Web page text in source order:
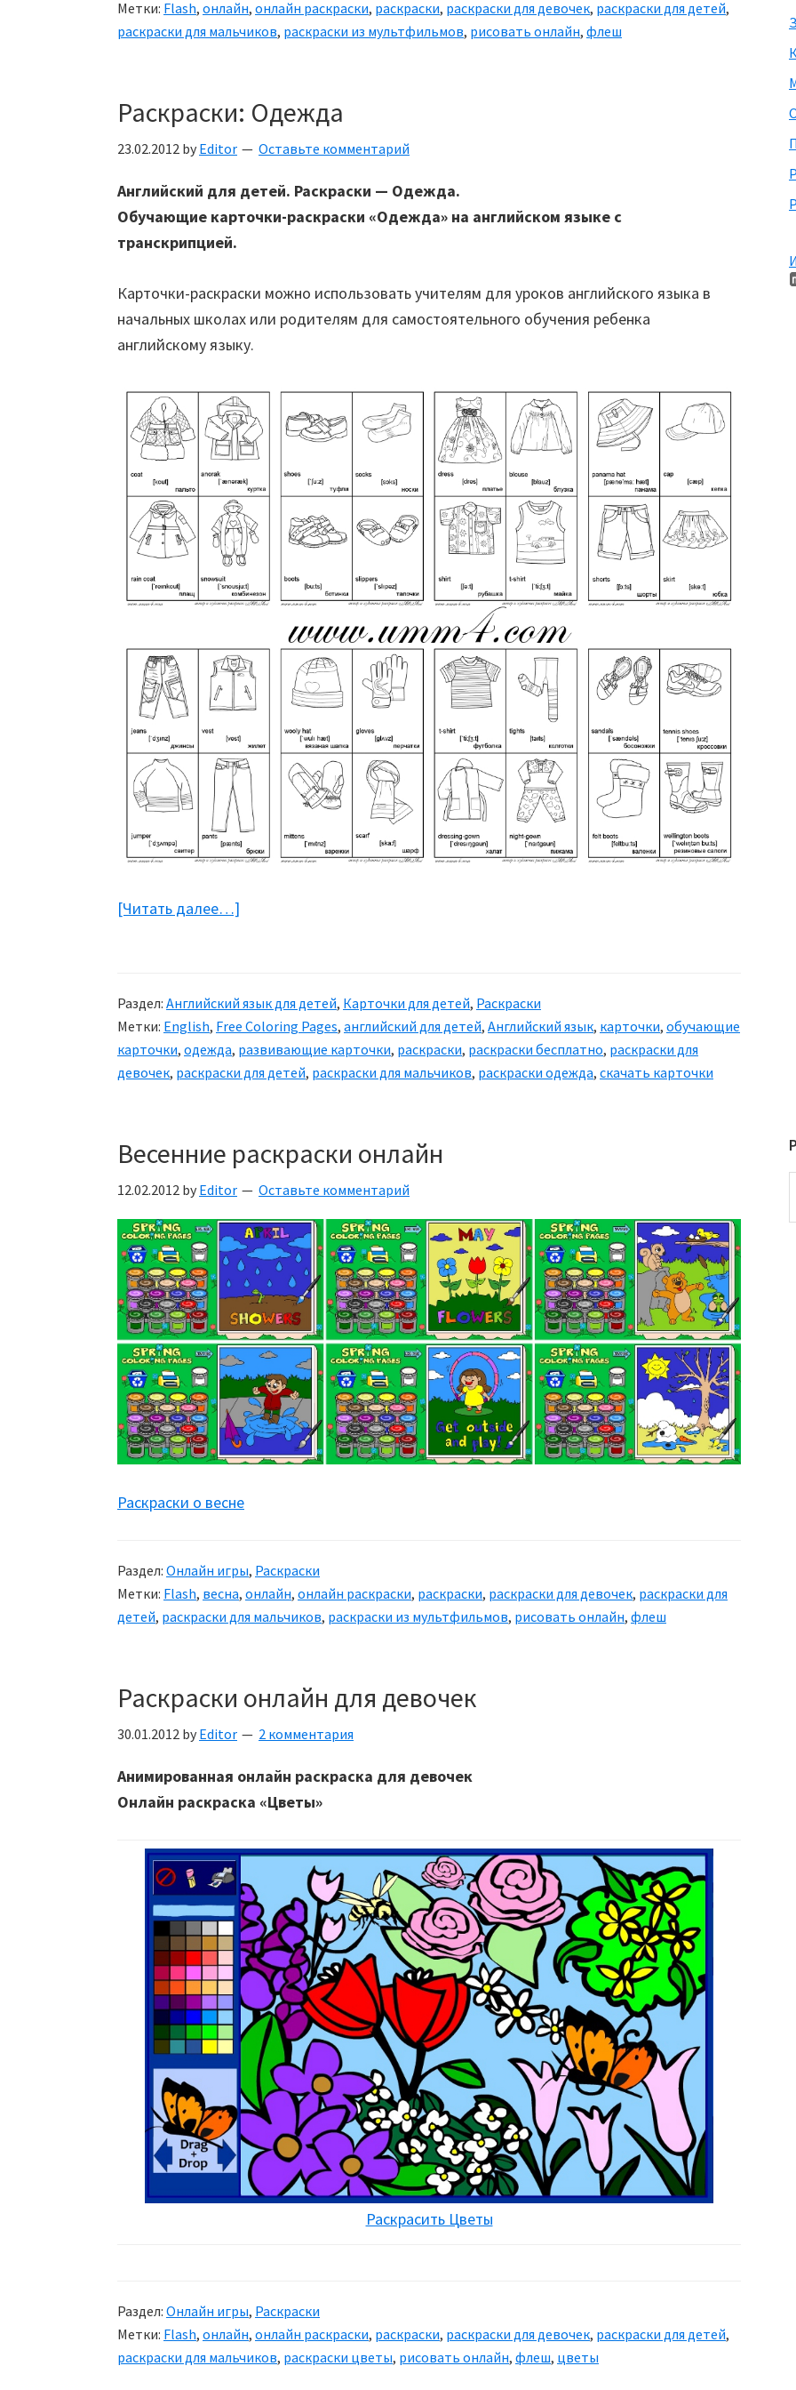
Метки: Flash, онлайн, онлайн раскраски, раскраски, раскраски для девочек, раскраски для детей,
раскраски для мальчиков, раскраски из мультфильмов, рисовать онлайн, флеш
Раскраски: Одежда
23.02.2012 by Editor Оставьте комментарий
Английский для детей. Раскраски — Одежда.
Обучающие карточки-раскраски «Одежда» на английском языке с
транскрипцией.
Карточки-раскраски можно использовать учителям для уроков английского языка в
начальных школах или родителям для самостоятельного обучения ребенка
английскому языку.
[Читать далее…]
Раздел: Английский язык для детей, Карточки для детей, Раскраски
Метки: English, Free Coloring Pages, английский для детей, Английский язык, карточки, обучающие
карточки, одежда, развивающие карточки, раскраски, раскраски бесплатно, раскраски для
девочек, раскраски для детей, раскраски для мальчиков, раскраски одежда, скачать карточки
Весенние раскраски онлайн
12.02.2012 by Editor Оставьте комментарий
Раскраски о весне
Раздел: Онлайн игры, Раскраски
Метки: Flash, весна, онлайн, онлайн раскраски, раскраски, раскраски для девочек, раскраски для
детей, раскраски для мальчиков, раскраски из мультфильмов, рисовать онлайн, флеш
Раскраски онлайн для девочек
30.01.2012 by Editor 2 комментария
Анимированная онлайн раскраска для девочек
Онлайн раскраска «Цветы»
Раскрасить Цветы
Раздел: Онлайн игры, Раскраски
Метки: Flash, онлайн, онлайн раскраски, раскраски, раскраски для девочек, раскраски для детей,
раскраски для мальчиков, раскраски цветы, рисовать онлайн, флеш, цветы